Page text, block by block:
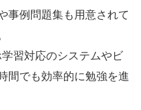
事例問題集も用意されて
習対応のシステムやビ
間でも効率的に勉強を進